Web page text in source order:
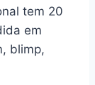
tem 20
em
blimp,